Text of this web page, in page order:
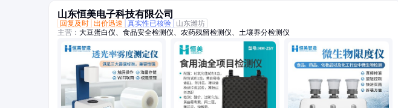
山东恒美电子科技有限公司
回复及时 出价迅速 真实性已核验
山东潍坊
主营： 大豆蛋白仪、食品安全检测仪、农药残留检测仪、土壤养分检测仪